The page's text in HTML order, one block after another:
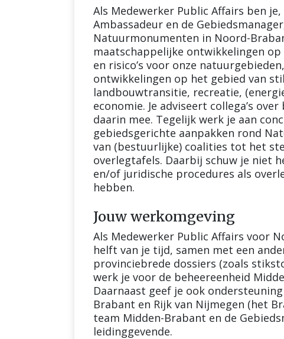
Als Medewerker Public Affairs ben
Ambassadeur en de
Natuurmonumenten in Noord-
maatschappelijke ontwikkelingen
en risico’s voor onze
ontwikkelingen op het gebied van
landbouwtransitie, recreatie,
economie. Je adviseert collega’s
daarin mee. Tegelijk werk je aan
gebiedsgerichte aanpakken rond
van (bestuurlijke) coalities tot het
overlegtafels. Daarbij schuw je niet
en/of juridische procedures als
hebben.
Jouw werkomgeving
Als Medewerker Public Affairs voor
helft van je tijd, samen met een
provinciebrede dossiers (zoals
werk je voor de beheereenheid
Daarnaast geef je ook
Brabant en Rijk van Nijmegen (het
team Midden-Brabant en de
leidinggevende.